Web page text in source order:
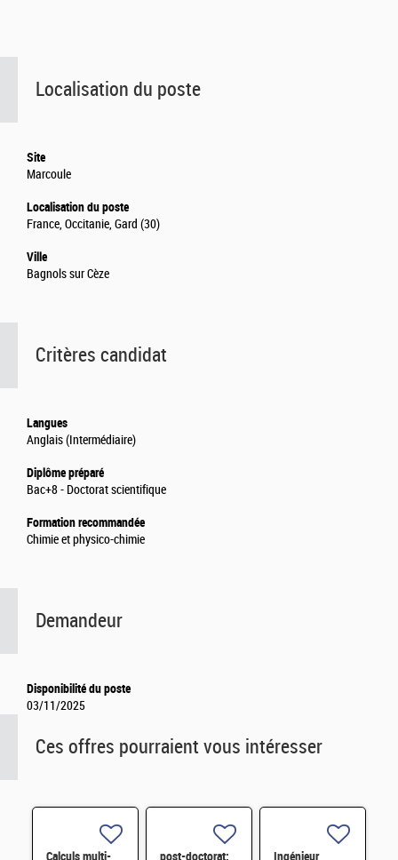
Localisation du poste
Site
Marcoule
Localisation du poste
France, Occitanie, Gard (30)
Ville
Bagnols sur Cèze
Critères candidat
Langues
Anglais (Intermédiaire)
Diplôme préparé
Bac+8 - Doctorat scientifique
Formation recommandée
Chimie et physico-chimie
Demandeur
Disponibilité du poste
03/11/2025
Ces offres pourraient vous intéresser
Calculs multi- post-doctorat: Ingénieur